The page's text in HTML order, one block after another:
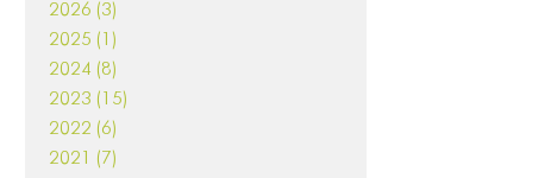
2026 (3)
2025 (1)
2024 (8)
2023 (15)
2022 (6)
2021 (7)